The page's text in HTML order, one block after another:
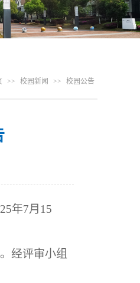
>> 校园新闻 >> 校园公告
5年7月 15
经评审小组